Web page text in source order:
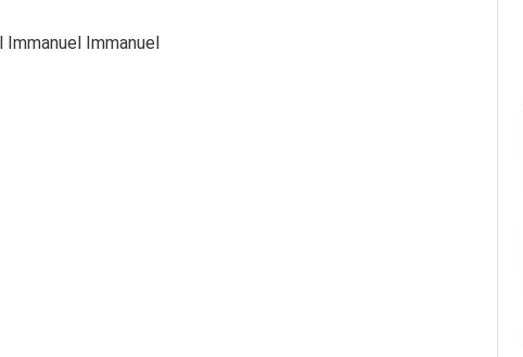
Immanuel